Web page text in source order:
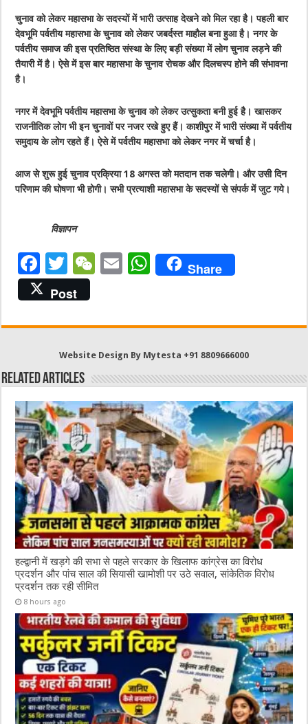
चुनाव को लेकर महासभा के सदस्यों में भारी उत्साह देखने को मिल रहा है। पहली बार
देवभूमि पर्वतीय महासभा के चुनाव को लेकर जबर्दस्त माहौल बना हुआ है। नगर के
पर्वतीय समाज की इस प्रतिष्ठित संस्था के लिए बड़ी संख्या में लोग चुनाव लड़ने की
तैयारी में है। ऐसे में इस बार महासभा के चुनाव रोचक और दिलचस्प होने की संभावना
है।
नगर में देवभूमि पर्वतीय महासभा के चुनाव को लेकर उत्सुकता बनी हुई है। खासकर
राजनीतिक लोग भी इन चुनावों पर नजर रखे हुए हैं। काशीपुर में भारी संख्या में पर्वतीय
समुदाय के लोग रहते हैं। ऐसे में पर्वतीय महासभा को लेकर नगर में चर्चा है।
आज से शुरू हुई चुनाव प्रक्रिया 18 अगस्त को मतदान तक चलेगी। और उसी दिन
परिणाम की घोषणा भी होगी। सभी प्रत्याशी महासभा के सदस्यों से संपर्क में जुट गये।
विज्ञापन
F
a
c
e
o
o
k
T
w
it
te
r
W
h
at
E
l
W
s
A
p
p
Share
Post
Website Design By Mytesta +91 8809666000
Related Articles
हल्द्वानी में खड़गे की सभा से पहले सरकार के खिलाफ कांग्रेस का विरोध
प्रदर्शन और पांच साल की सियासी खामोशी पर उठे सवाल, सांकेतिक विरोध
प्रदर्शन तक रही सीमित
8 hours ago